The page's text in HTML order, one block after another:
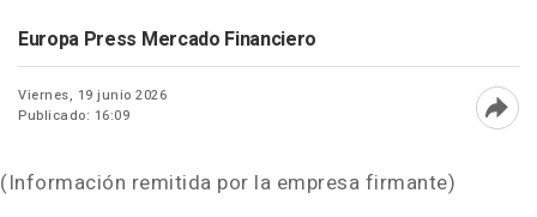
Europa Press Mercado Financiero
Viernes, 19 junio 2026
Publicado: 16:09
(Información remitida por la empresa firmante)